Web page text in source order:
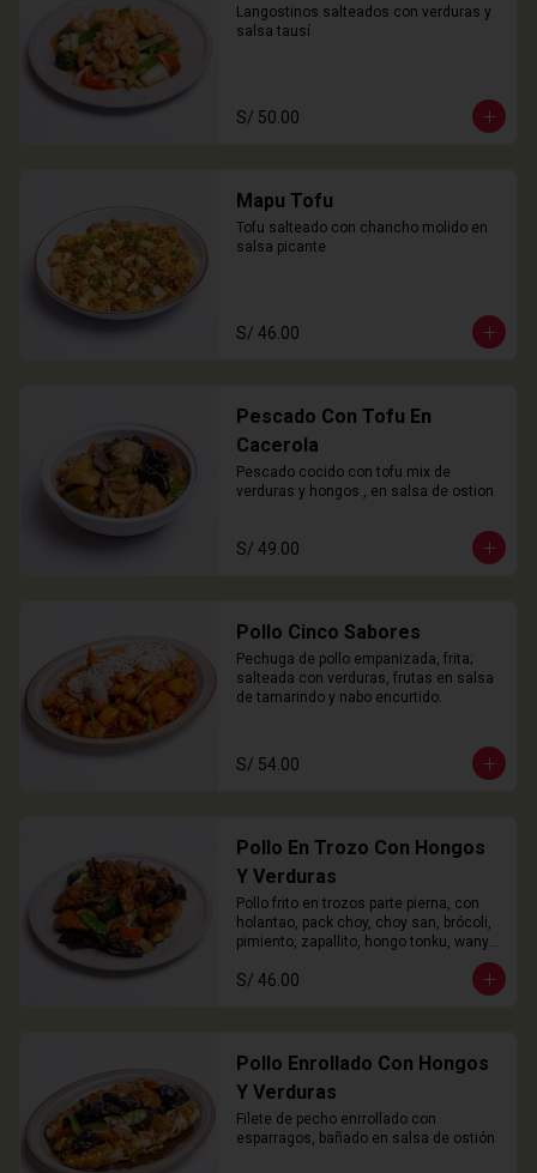
Langostinos salteados con verduras y
salsa tausí
S/ 50.00
Mapu Tofu
Tofu salteado con chancho molido en
salsa picante
S/ 46.00
Pescado Con Tofu En
Cacerola
Pescado cocido con tofu mix de
verduras y hongos , en salsa de ostion
S/ 49.00
Pollo Cinco Sabores
Pechuga de pollo empanizada, frita;
salteada con verduras, frutas en salsa
de tamarindo y nabo encurtido.
S/ 54.00
Pollo En Trozo Con Hongos
Y Verduras
Pollo frito en trozos parte pierna, con
holantao, pack choy, choy san, brócoli,
pimiento, zapallito, hongo tonku, wanyi
S/ 46.00
Pollo Enrollado Con Hongos
Y Verduras
Filete de pecho enrrollado con
esparragos, bañado en salsa de ostión